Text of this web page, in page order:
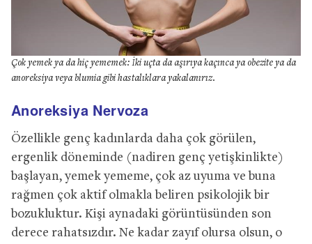
Çok yemek ya da hiç yememek: İki uçta da aşırıya kaçınca ya obezite ya da
anoreksiya veya blumia gibi hastalıklara yakalanırız.
Anoreksiya Nervoza
Özellikle genç kadınlarda daha çok görülen,
ergenlik döneminde (nadiren genç yetişkinlikte)
başlayan, yemek yememe, çok az uyuma ve buna
rağmen çok aktif olmakla beliren psikolojik bir
bozukluktur. Kişi aynadaki görüntüsünden son
derece rahatsızdır. Ne kadar zayıf olursa olsun, o